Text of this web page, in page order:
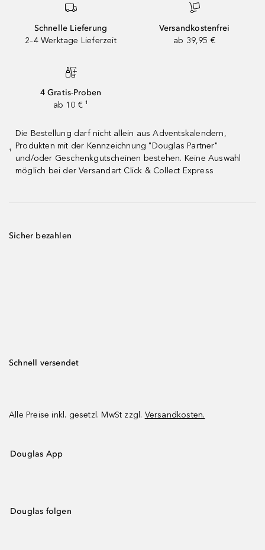
Schnelle Lieferung
2–4 Werktage Lieferzeit
Versandkostenfrei
ab 39,95 €
4 Gratis-Proben
ab 10 € ¹
¹
Die Bestellung darf nicht allein aus Adventskalendern,
Produkten mit der Kennzeichnung "Douglas Partner"
und/oder Geschenkgutscheinen bestehen. Keine Auswahl
möglich bei der Versandart Click & Collect Express
Sicher bezahlen
Schnell versendet
Alle Preise inkl. gesetzl. MwSt zzgl. Versandkosten.
Douglas App
Douglas folgen